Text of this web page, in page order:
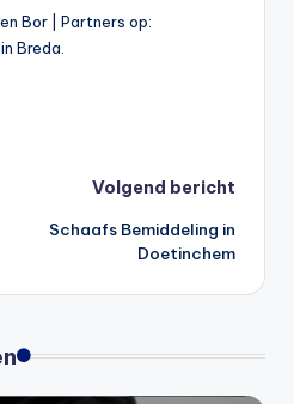
Bor | Partners op:
Breda.
Volgend bericht
Schaafs Bemiddeling in
Doetinchem